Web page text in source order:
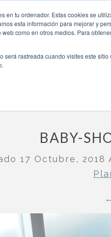
en tu ordenador. Estas cookies se
esta información para mejorar y
como en otros medios. Para
será rastreada cuando visites este
INICIO
planeado por papá
BABY-
17 Octubre, 2018